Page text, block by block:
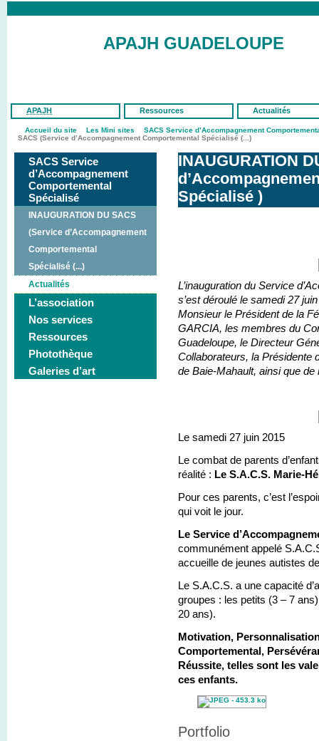
APAJH GUADELOUPE
APAJH Ressources Actualités
Accueil du site Les Mini sites
SACS Service d’Accompagnement
SACS (Service d’Accompagnement Comportemental Spécialisé (...)
SACS Service
d’Accompagnement
Comportemental
Spécialisé
INAUGURATION DU SACS
(Service d’Accompagnement
Comportemental
Spécialisé (...)
Actualités
L’association
Nos services
Ressources
Photothèque
Galeries d’art
INAUGURATION
Spécialisé )
L’inauguration du Service
s’est déroulé le samedi 27
Monsieur le Président de la
GARCIA, les membres du
Guadeloupe, le Directeur
Collaborateurs, la Présidente
de Baie-Mahault, ainsi que
Le samedi 27 juin 2015
Le combat de parents
réalité : Le S.A.C.S. Marie-
Pour ces parents, c’est
qui voit le jour.
Le Service
communément appelé
accueille de jeunes autistes
Le S.A.C.S. a une capacité
groupes : les petits (3 – 7
20 ans).
Motivation,
Comportemental,
Réussite, telles sont les
ces enfants.
Portfolio